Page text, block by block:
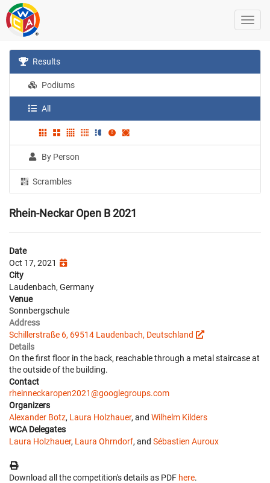
Results
Podiums
All
By Person
Scrambles
Rhein-Neckar Open B 2021
Date
Oct 17, 2021
City
Laudenbach, Germany
Venue
Sonnbergschule
Address
Schillerstraße 6, 69514 Laudenbach, Deutschland
Details
On the first floor in the back, reachable through a metal staircase at
the outside of the building.
Contact
rheinneckaropen2021@googlegroups.com
Organizers
Alexander Botz, Laura Holzhauer, and Wilhelm Kilders
WCA Delegates
Laura Holzhauer, Laura Ohrndorf, and Sébastien Auroux
Download all the competition's details as PDF here.